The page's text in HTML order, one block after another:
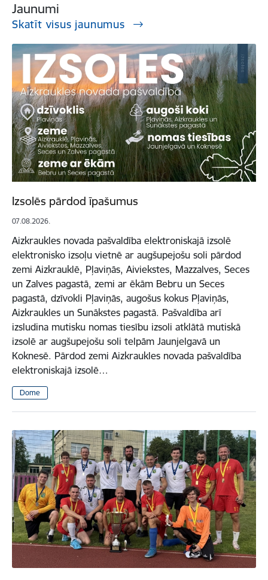
Jaunumi
Skatīt visus jaunumus
Izsolēs pārdod īpašumus
07.08.2026.
Aizkraukles novada pašvaldība elektroniskajā izsolē
elektronisko izsoļu vietnē ar augšupejošu soli pārdod
zemi Aizkrauklē, Pļaviņās, Aiviekstes, Mazzalves, Seces
un Zalves pagastā, zemi ar ēkām Bebru un Seces
pagastā, dzīvokli Pļaviņās, augošus kokus Pļaviņās,
Aizkraukles un Sunākstes pagastā. Pašvaldība arī
izsludina mutisku nomas tiesību izsoli atklātā mutiskā
izsolē ar augšupejošu soli telpām Jaunjelgavā un
Koknesē. Pārdod zemi Aizkraukles novada pašvaldība
elektroniskajā izsolē…
Dome